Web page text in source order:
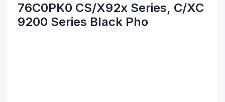
76C0PK0 CS/X92x Series, C/XC
9200 Series Black Pho